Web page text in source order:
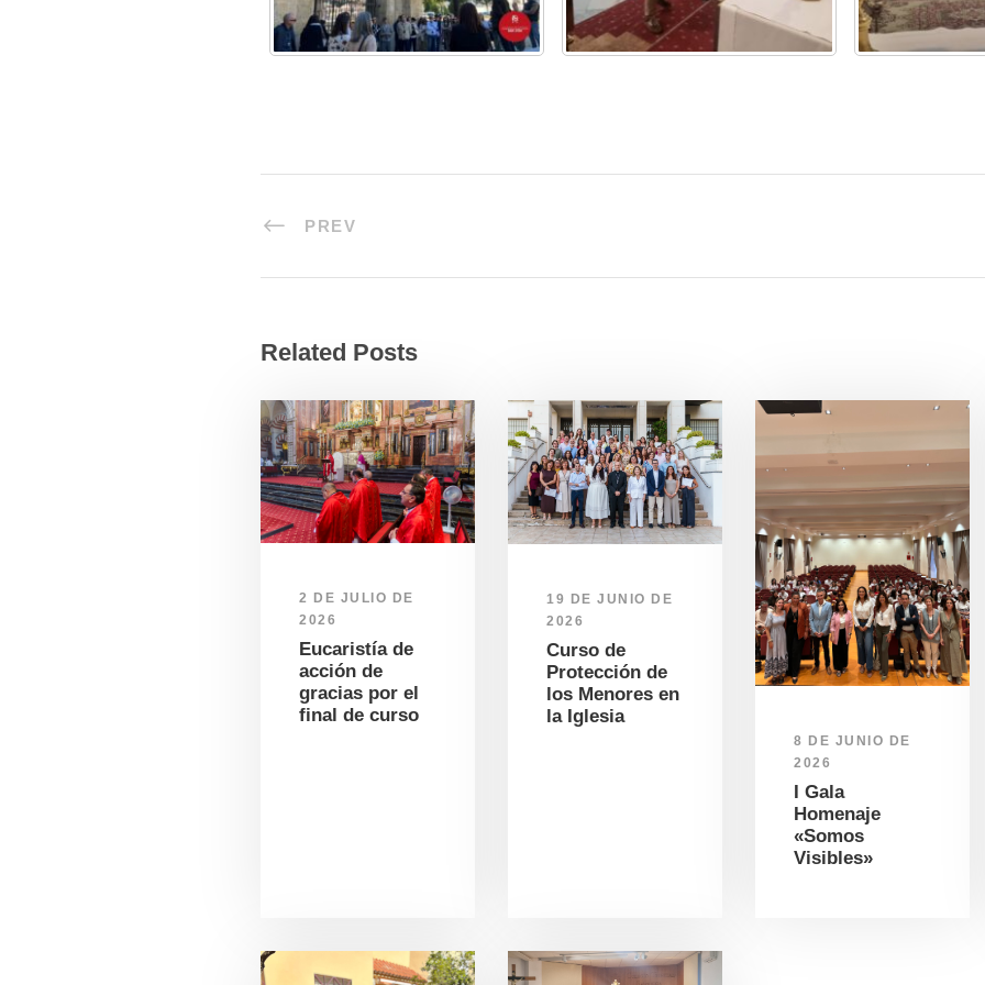
PREV
Related Posts
2 DE JULIO DE
2026
Eucaristía de
acción de
gracias por el
final de curso
19 DE JUNIO DE
2026
Curso de
Protección de
los Menores en
la Iglesia
8 DE JUNIO DE
2026
I Gala
Homenaje
«Somos
Visibles»